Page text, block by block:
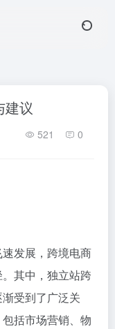
建议
521 0
发展，跨境电商
其中，独立站跨
受到了广泛关
括市场营销、物